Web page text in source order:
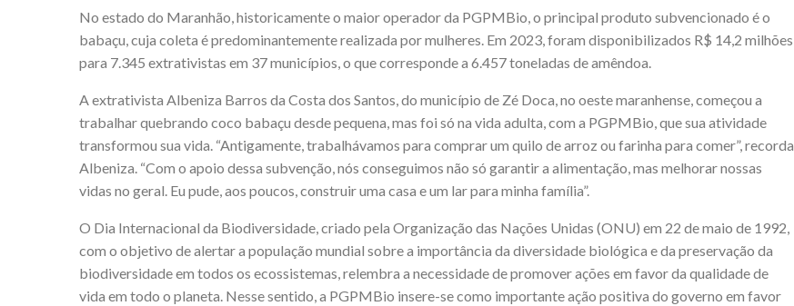
No estado do Maranhão, historicamente o maior operador da PGPMBio, o principal produto subvencionado é o
babaçu, cuja coleta é predominantemente realizada por mulheres. Em 2023, foram disponibilizados R$ 14,2 milhões
para 7.345 extrativistas em 37 municípios, o que corresponde a 6.457 toneladas de amêndoa.
A extrativista Albeniza Barros da Costa dos Santos, do município de Zé Doca, no oeste maranhense, começou a
trabalhar quebrando coco babaçu desde pequena, mas foi só na vida adulta, com a PGPMBio, que sua atividade
transformou sua vida. “Antigamente, trabalhávamos para comprar um quilo de arroz ou farinha para comer”, recorda
Albeniza. “Com o apoio dessa subvenção, nós conseguimos não só garantir a alimentação, mas melhorar nossas
vidas no geral. Eu pude, aos poucos, construir uma casa e um lar para minha família”.
O Dia Internacional da Biodiversidade, criado pela Organização das Nações Unidas (ONU) em 22 de maio de 1992,
com o objetivo de alertar a população mundial sobre a importância da diversidade biológica e da preservação da
biodiversidade em todos os ecossistemas, relembra a necessidade de promover ações em favor da qualidade de
vida em todo o planeta. Nesse sentido, a PGPMBio insere-se como importante ação positiva do governo em favor